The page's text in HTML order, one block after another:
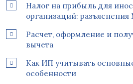
Налог на прибыль для
организаций:
Расчет, оформление и
вычета
Как ИП учитывать
особенности